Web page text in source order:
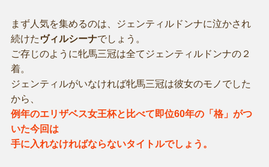
まず人気を集めるのは、ジェンティルドンナに泣かされ
続けた ヴィルシーナでしょう。
ご存じのように牝馬三冠は全てジェンティルドンナの２
着。
ジェンティルがいなければ牝馬三冠は彼女のモノでした
から、
例年のエリザベス女王杯と比べて即位60年の「格」がつ
いた今回は
手に入れなければならないタイトルでしょう。